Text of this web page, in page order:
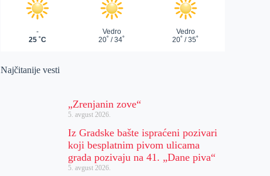
Najčitanije vesti
„Zrenjanin zove“
5. avgust 2026.
Iz Gradske bašte ispraćeni pozivari
koji besplatnim pivom ulicama
grada pozivaju na 41. „Dane piva“
5. avgust 2026.